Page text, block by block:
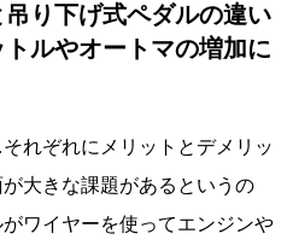
り下げ式ペダルの違い
ルやオートマの増加に
れぞれにメリットとデメリッ
大きな課題があるというの
ワイヤーを使ってエンジンや